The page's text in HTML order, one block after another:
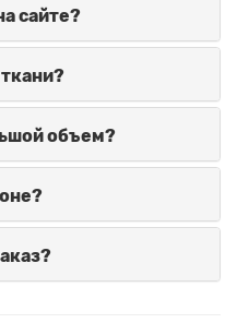
сайте?
объем?